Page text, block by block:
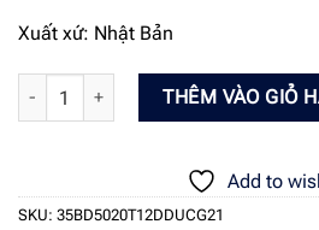
Xuất xứ: Nhật Bản
Vòng bi NSK 35BD5020T12DDUCG21 -
THÊM VÀO GIỎ
Add to
SKU: 35BD5020T12DDUCG21